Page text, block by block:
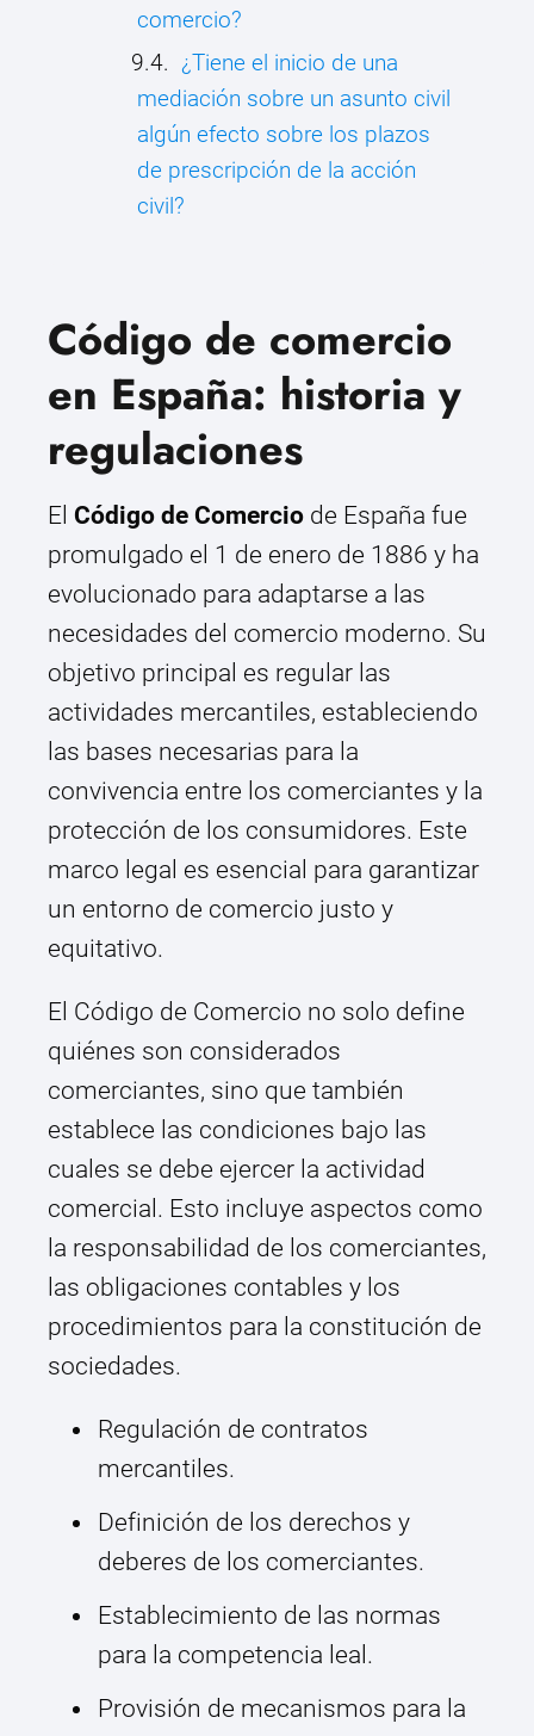
comercio?
¿Tiene el inicio de una
mediación sobre un asunto civil
algún efecto sobre los plazos
de prescripción de la acción
civil?
Código de comercio
en España: historia y
regulaciones
El Código de Comercio de España fue
promulgado el 1 de enero de 1886 y ha
evolucionado para adaptarse a las
necesidades del comercio moderno. Su
objetivo principal es regular las
actividades mercantiles, estableciendo
las bases necesarias para la
convivencia entre los comerciantes y la
protección de los consumidores. Este
marco legal es esencial para garantizar
un entorno de comercio justo y
equitativo.
El Código de Comercio no solo define
quiénes son considerados
comerciantes, sino que también
establece las condiciones bajo las
cuales se debe ejercer la actividad
comercial. Esto incluye aspectos como
la responsabilidad de los comerciantes,
las obligaciones contables y los
procedimientos para la constitución de
sociedades.
Regulación de contratos
mercantiles.
Definición de los derechos y
deberes de los comerciantes.
Establecimiento de las normas
para la competencia leal.
Provisión de mecanismos para la